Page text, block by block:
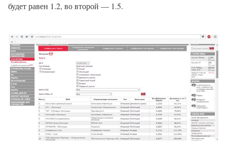
будет равен 1.2, во второй — 1.5.